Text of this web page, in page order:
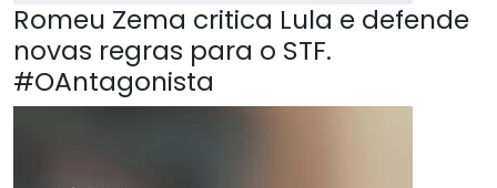
Romeu Zema critica Lula e defende
novas regras para o STF.
#OAntagonista